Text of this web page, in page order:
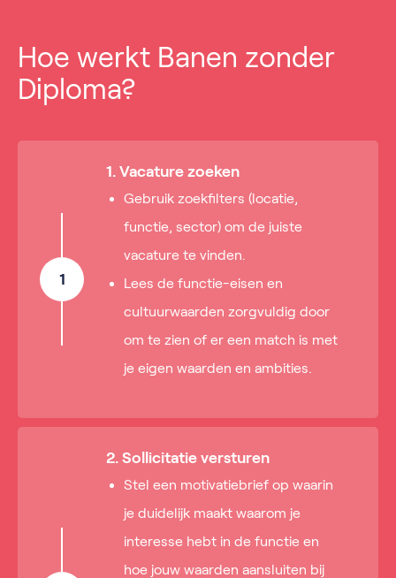
Hoe werkt Banen zonder
Diploma?
1
1. Vacature zoeken
Gebruik zoekfilters (locatie,
functie, sector) om de juiste
vacature te vinden.
Lees de functie-eisen en
cultuurwaarden zorgvuldig door
om te zien of er een match is met
je eigen waarden en ambities.
2. Sollicitatie versturen
Stel een motivatiebrief op waarin
je duidelijk maakt waarom je
interesse hebt in de functie en
hoe jouw waarden aansluiten bij